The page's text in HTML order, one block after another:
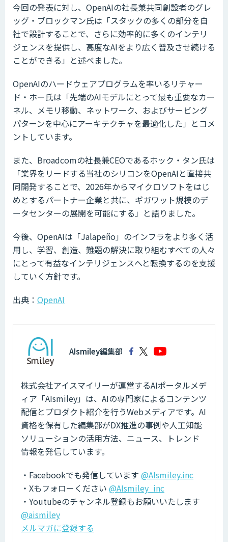
今回の発表に対し、OpenAIの社長兼共同創設者のグレ
ッグ・ブロックマン氏は「スタックの多くの部分を自
社で設計することで、さらに効率的に多くのインテリ
ジェンスを提供し、高度なAIをより広く普及させ続ける
ことができる」と述べました。
OpenAIのハードウェアプログラムを率いるリチャー
ド・ホー氏は「先端のAIモデルにとって最も重要なカー
ネル、メモリ移動、ネットワーク、およびサービング
パターンを中心にアーキテクチャを最適化した」とコメ
ントしています。
また、Broadcomの社長兼CEOであるホック・タン氏は
「業界をリードする当社のシリコンをOpenAIと直接共
同開発することで、2026年からマイクロソフトをはじ
めとするパートナー企業と共に、ギガワット規模のデ
ータセンターの展開を可能にする」と語りました。
今後、OpenAIは「Jalapeño」のインフラをより多く活
用し、学習、創造、難題の解決に取り組むすべての人々
にとって有益なインテリジェンスへと転換するのを支援
していく方針です。
出典： OpenAI
AIsmiley編集部
株式会社アイスマイリーが運営するAIポータルメデ
ィア「AIsmiley」は、AIの専門家によるコンテンツ
配信とプロダクト紹介を行うWebメディアです。AI
資格を保有した編集部がDX推進の事例や人工知能
ソリューションの活用方法、ニュース、トレンド
情報を発信しています。
・Facebookでも発信しています @AIsmiley.inc
・Xもフォローください @AIsmiley_inc
・Youtubeのチャンネル登録もお願いいたします
@aismiley
メルマガに登録する